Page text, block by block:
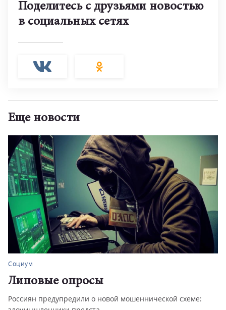
Поделитесь с друзьями новостью
в социальных сетях
Еще новости
Город
Двигай по правилам
в Магнитогорске стартовали проверки школ.